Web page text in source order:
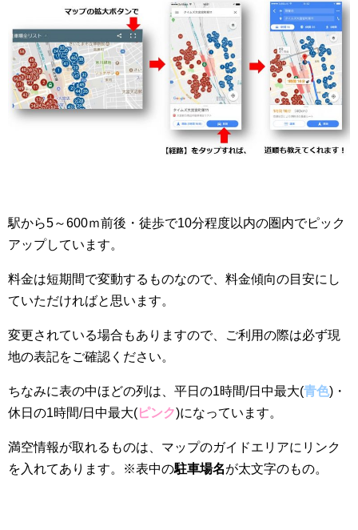
駅から5～600ｍ前後・徒歩で10分程度以内の圏内でピック
アップしています。
料金は短期間で変動するものなので、料金傾向の目安にし
ていただければと思います。
変更されている場合もありますので、ご利用の際は必ず現
地の表記をご確認ください。
ちなみに表の中ほどの列は、平日の1時間/日中最大(青色)・
休日の1時間/日中最大(ピンク)になっています。
満空情報が取れるものは、マップのガイドエリアにリンク
を入れてあります。※表中の駐車場名が太文字のもの。